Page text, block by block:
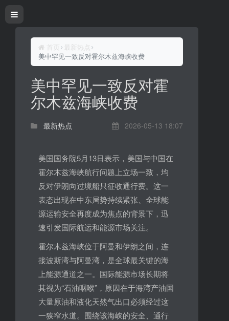
首页
最新热点
美中罕见一致反对霍尔木兹海峡收费
美中罕见一致反对霍
尔木兹海峡收费
最新热点 2026-05-13 18:07
美国国务院5月13日表示，美国与中国在
霍尔木兹海峡航行问题上立场一致，均
反对伊朗向过境船只征收通行费。这一
表态出现在中东局势持续紧张、全球能
源运输安全再度成为焦点的背景下，迅
速引发国际航运和能源市场关注。
霍尔木兹海峡位于阿曼和伊朗之间，连
接波斯湾与阿曼湾，是全球最关键的海
上能源通道之一。国际能源市场长期将
其视为“石油咽喉”，原因在于海湾产油国
大量原油和液化天然气出口必须经过这
一狭窄水道。围绕该海峡的安全、通行